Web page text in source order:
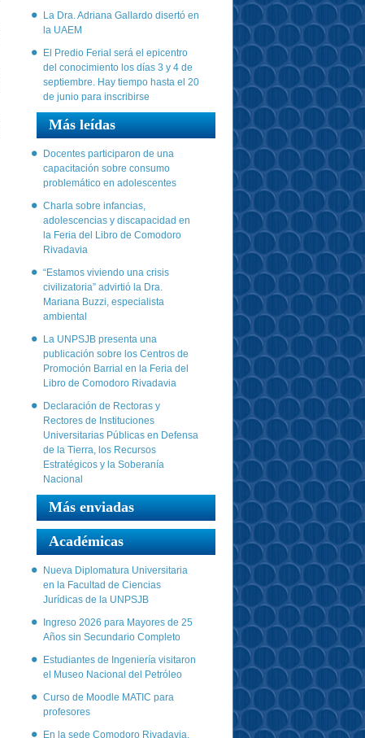
La Dra. Adriana Gallardo disertó en
la UAEM
El Predio Ferial será el epicentro
del conocimiento los días 3 y 4 de
septiembre. Hay tiempo hasta el 20
de junio para inscribirse
Más leídas
Docentes participaron de una
capacitación sobre consumo
problemático en adolescentes
Charla sobre infancias,
adolescencias y discapacidad en
la Feria del Libro de Comodoro
Rivadavia
“Estamos viviendo una crisis
civilizatoria” advirtió la Dra.
Mariana Buzzi, especialista
ambiental
La UNPSJB presenta una
publicación sobre los Centros de
Promoción Barrial en la Feria del
Libro de Comodoro Rivadavia
Declaración de Rectoras y
Rectores de Instituciones
Universitarias Públicas en Defensa
de la Tierra, los Recursos
Estratégicos y la Soberanía
Nacional
Más enviadas
Académicas
Nueva Diplomatura Universitaria
en la Facultad de Ciencias
Jurídicas de la UNPSJB
Ingreso 2026 para Mayores de 25
Años sin Secundario Completo
Estudiantes de Ingeniería visitaron
el Museo Nacional del Petróleo
Curso de Moodle MATIC para
profesores
En la sede Comodoro Rivadavia,